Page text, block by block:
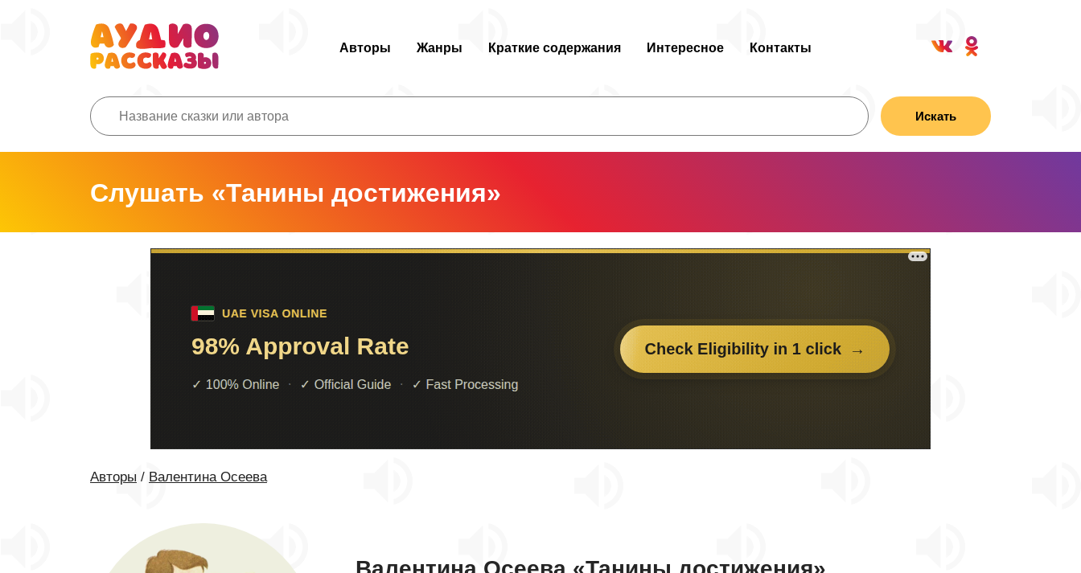
Авторы Жанры Краткие содержания Интересное Контакты
Искать
Слушать «Танины достижения»
Авторы / Валентина Осеева